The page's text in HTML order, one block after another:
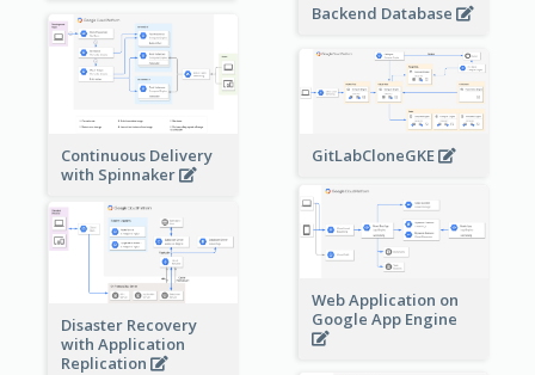
Backend Database
Continuous Delivery
with Spinnaker
GitLabCloneGKE
Web Application on
Google App Engine
Disaster Recovery
with Application
Replication